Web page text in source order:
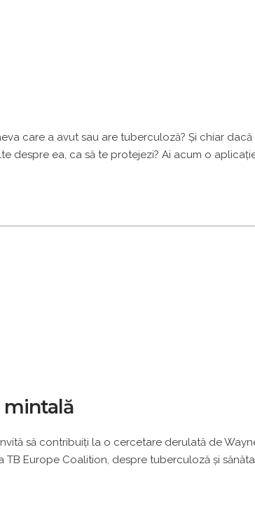
care a avut sau are tuberculoză? Şi chiar dacă
despre ea, ca să te protejezi? Ai acum o
mintală
să contribuiţi la o cercetare derulată de
TB Europe Coalition, despre tuberculoză şi